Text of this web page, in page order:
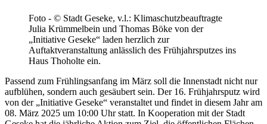
Foto - © Stadt Geseke, v.l.: Klimaschutzbeauftragte
Julia Krümmelbein und Thomas Böke von der
„Initiative Geseke“ laden herzlich zur
Auftaktveranstaltung anlässlich des Frühjahrsputzes ins
Haus Thoholte ein.
Passend zum Frühlingsanfang im März soll die Innenstadt nicht nur
aufblühen, sondern auch gesäubert sein. Der 16. Frühjahrsputz wird
von der „Initiative Geseke“ veranstaltet und findet in diesem Jahr am
08. März 2025 um 10:00 Uhr statt. In Kooperation mit der Stadt